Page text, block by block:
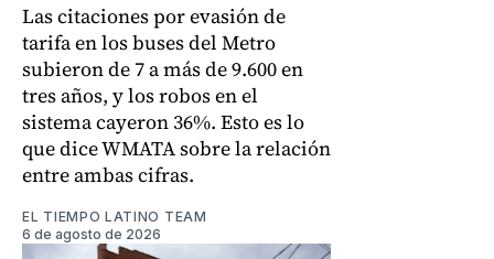
Las citaciones por evasión de
tarifa en los buses del Metro
subieron de 7 a más de 9.600 en
tres años, y los robos en el
sistema cayeron 36%. Esto es lo
que dice WMATA sobre la relación
entre ambas cifras.
EL TIEMPO LATINO TEAM
6 de agosto de 2026